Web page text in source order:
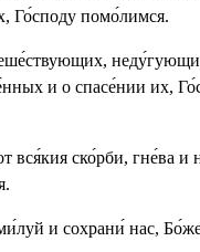
Го́споду помо́лимся.
и о спасе́нии их,
вся́кия ско́рби, гне́ва и
и сохрани́ нас,